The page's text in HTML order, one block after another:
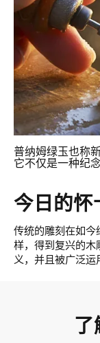
普纳姆绿玉也称
它不仅是一种纪
今日的怀
传统的雕刻在如今
样，得到复兴的木
义，并且被广泛运
了